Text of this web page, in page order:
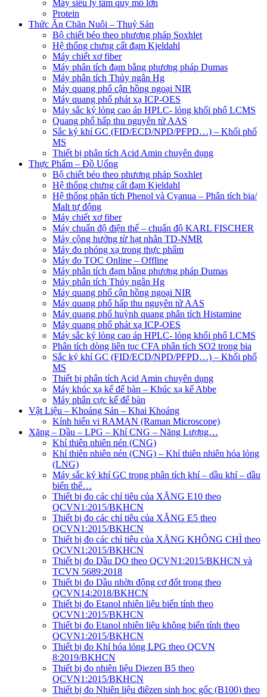
Máy siêu ly tâm quy mô lớn
Protein
Thức Ăn Chăn Nuôi – Thuỷ Sản
Bộ chiết béo theo phương pháp Soxhlet
Hệ thống chưng cất đạm Kjeldahl
Máy chiết xơ fiber
Máy phân tích đạm bằng phương pháp Dumas
Máy phân tích Thủy ngân Hg
Máy quang phổ cận hồng ngoại NIR
Máy quang phổ phát xạ ICP-OES
Máy sắc ký lỏng cao áp HPLC- lỏng khối phổ LCMS
Quang phổ hấp thu nguyên tử AAS
Sắc ký khí GC (FID/ECD/NPD/PFPD…) – Khối phổ
MS
Thiết bị phân tích Acid Amin chuyên dụng
Thực Phẩm – Đồ Uống
Bộ chiết béo theo phương pháp Soxhlet
Hệ thống chưng cất đạm Kjeldahl
Hệ thống phân tích Phenol và Cyanua – Phân tích bia/
Malt tự động
Máy chiết xơ fiber
Máy chuẩn độ điện thế – chuẩn độ KARL FISCHER
Máy cộng hưởng từ hạt nhân TD-NMR
Máy đo phóng xạ trong thực phẩm
Máy đo TOC Online – Offline
Máy phân tích đạm bằng phương pháp Dumas
Máy phân tích Thủy ngân Hg
Máy quang phổ cận hồng ngoại NIR
Máy quang phổ hấp thu nguyên tử AAS
Máy quang phổ huỳnh quang phân tích Histamine
Máy quang phổ phát xạ ICP-OES
Máy sắc ký lỏng cao áp HPLC- lỏng khối phổ LCMS
Phân tích dòng liên tục CFA phân tích SO2 trong bia
Sắc ký khí GC (FID/ECD/NPD/PFPD…) – Khối phổ
MS
Thiết bị phân tích Acid Amin chuyên dụng
Máy khúc xạ kế để bàn – Khúc xạ kế Abbe
Máy phân cực kế để bàn
Vật Liệu – Khoáng Sản – Khai Khoáng
Kính hiển vi RAMAN (Raman Microscope)
Xăng – Dầu – LPG – Khí CNG – Năng Lượng…
Khí thiên nhiên nén (CNG)
Khí thiên nhiên nén (CNG) – Khí thiên nhiên hóa lỏng
(LNG)
Máy sắc ký khí GC trong phân tích khí – dầu khí – dầu
biến thế…
Thiết bị đo các chỉ tiêu của XĂNG E10 theo
QCVN1:2015/BKHCN
Thiết bị đo các chỉ tiêu của XĂNG E5 theo
QCVN1:2015/BKHCN
Thiết bị đo các chỉ tiêu của XĂNG KHÔNG CHÌ theo
QCVN1:2015/BKHCN
Thiết bị đo Dầu DO theo QCVN1:2015/BKHCN và
TCVN 5689:2018
Thiết bị đo Dầu nhờn động cơ đốt trong theo
QCVN14:2018/BKHCN
Thiết bị đo Etanol nhiên liệu biến tính theo
QCVN1:2015/BKHCN
Thiết bị đo Etanol nhiên liệu không biến tính theo
QCVN1:2015/BKHCN
Thiết bị đo Khí hóa lỏng LPG theo QCVN
8:2019/BKHCN
Thiết bị đo nhiên liệu Diezen B5 theo
QCVN1:2015/BKHCN
Thiết bị đo Nhiên liệu điêzen sinh học gốc (B100) theo